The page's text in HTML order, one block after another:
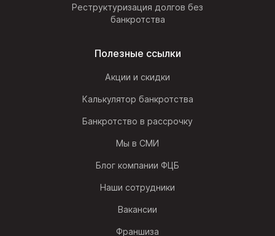
Реструктуризация долгов без
банкротства
Полезные ссылки
Акции и скидки
Калькулятор банкротства
Банкротство в рассрочку
Мы в СМИ
Блог компании ФЦБ
Наши сотрудники
Вакансии
Франшиза